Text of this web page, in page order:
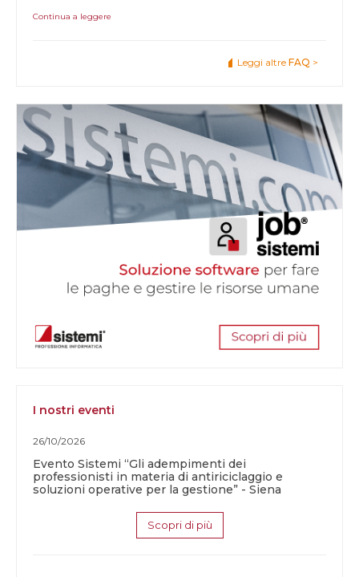
Continua a leggere
Leggi altre FAQ >
I nostri eventi
26/10/2026
Evento Sistemi “Gli adempimenti dei
professionisti in materia di antiriciclaggio e
soluzioni operative per la gestione” - Siena
Scopri di più